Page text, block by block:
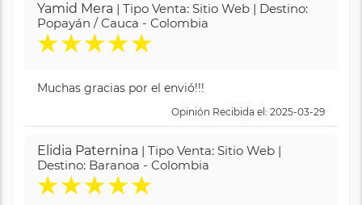
Yamid Mera | Tipo Venta: Sitio Web | Destino:
Popayán / Cauca - Colombia
★★★★★
Muchas gracias por el envió!!!
Opinión Recibida el: 2025-03-29
Elidia Paternina | Tipo Venta: Sitio Web |
Destino: Baranoa - Colombia
★★★★★